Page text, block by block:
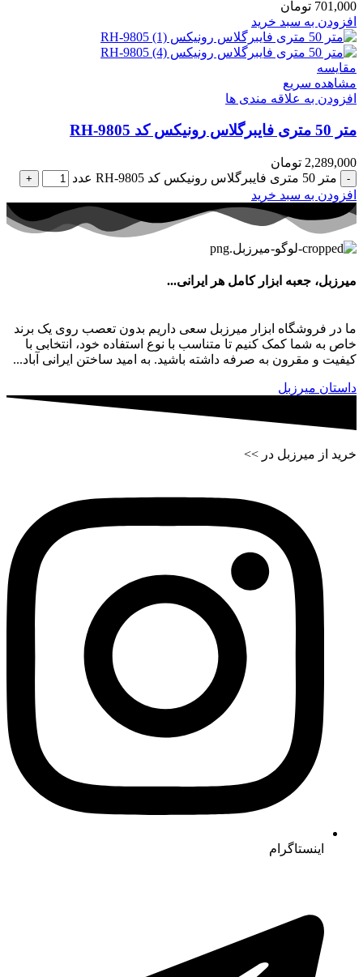
701,000 تومان
افزودن به سبد خرید
مقایسه
مشاهده سریع
افزودن به علاقه مندی ها
متر 50 متری فایبرگلاس رونیکس کد RH-9805
2,289,000 تومان
متر 50 متری فایبرگلاس رونیکس کد RH-9805 عدد
افزودن به سبد خرید
میرزبل، جعبه ابزار کامل هر ایرانی...
ما در فروشگاه ابزار میرزبل سعی داریم بدون تعصب روی یک برند
خاص به شما کمک کنیم تا متناسب با نوع استفاده خود، انتخابی با
کیفیت و مقرون به صرفه داشته باشید. به امید ساختن ایرانی آباد...
داستان میرزبل
خرید از میرزبل در >>
اینستاگرام